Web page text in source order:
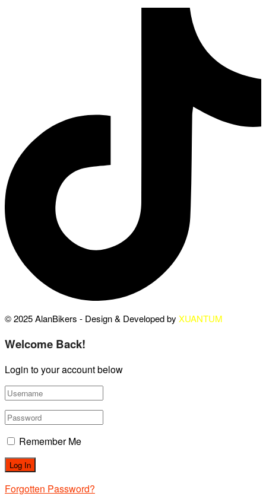
© 2025 AlanBikers - Design & Developed by XUANTUM
Welcome Back!
Login to your account below
Remember Me
Forgotten Password?